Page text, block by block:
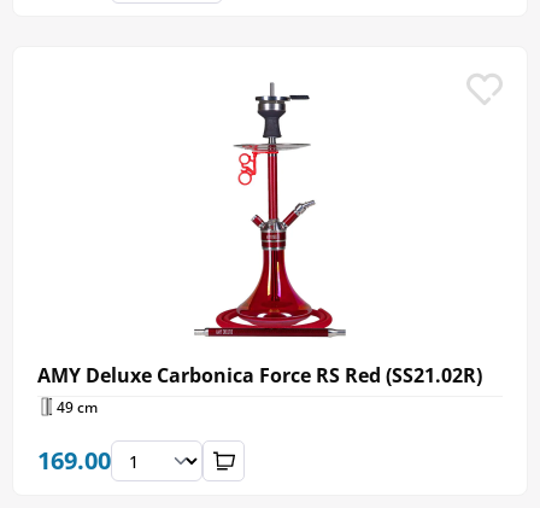
AMY Deluxe Carbonica Force RS Red (SS21.02R)
49 cm
169.00